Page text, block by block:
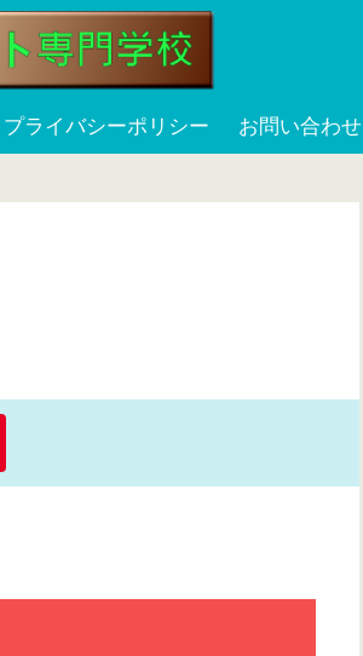
プライバシーポリシー お問い合わせ